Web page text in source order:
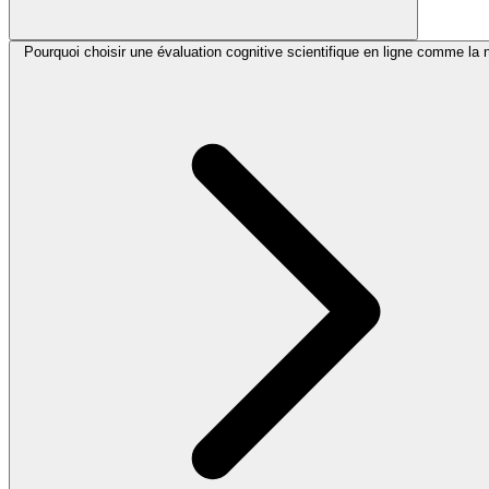
Pourquoi choisir une évaluation cognitive scientifique en ligne comme la